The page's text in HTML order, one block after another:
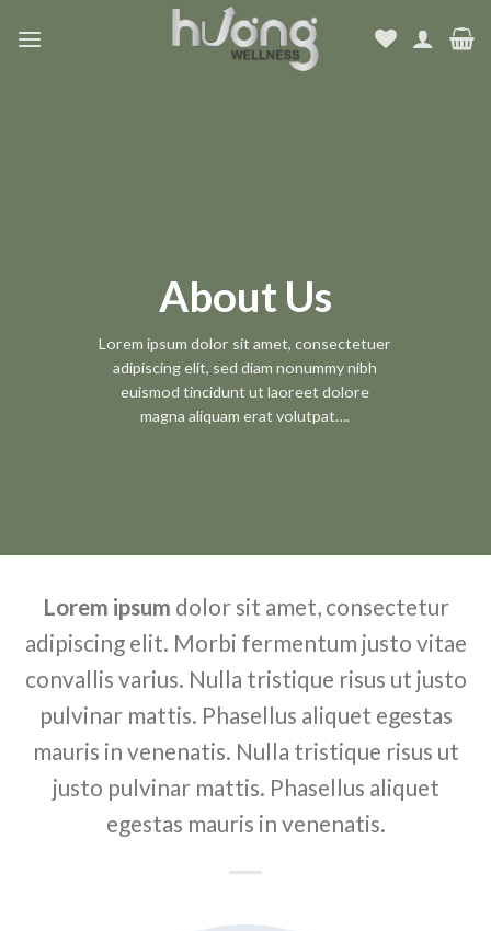
About Us
Lorem ipsum dolor sit amet, consectetuer
adipiscing elit, sed diam nonummy nibh
euismod tincidunt ut laoreet dolore
magna aliquam erat volutpat….
Lorem ipsum dolor sit amet, consectetur
adipiscing elit. Morbi fermentum justo vitae
convallis varius. Nulla tristique risus ut justo
pulvinar mattis. Phasellus aliquet egestas
mauris in venenatis. Nulla tristique risus ut
justo pulvinar mattis. Phasellus aliquet
egestas mauris in venenatis.